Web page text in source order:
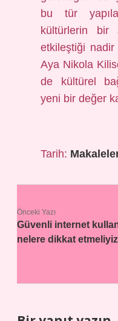
bu tür
kültürlerin
etkileştiği nadir
Aya Nikola
de kültürel
yeni bir değer
Tarih:
Önceki Yazı
Güvenli internet
nelere dikkat